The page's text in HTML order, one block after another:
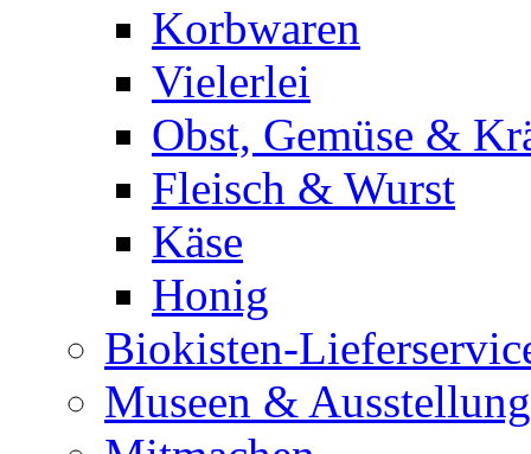
Korbwaren
Vielerlei
Obst, Gemüse &
Fleisch & Wurst
Käse
Honig
Biokisten-
Museen &